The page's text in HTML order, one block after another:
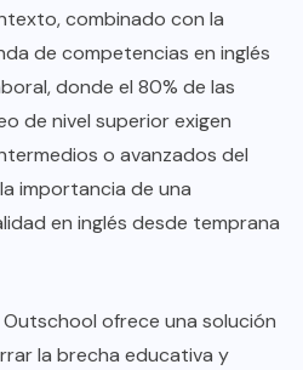
combinado con la
de competencias en inglés
donde el 80% de las
de nivel superior exigen
o avanzados del
importancia de una
en inglés desde temprana
ofrece una solución
la brecha educativa y